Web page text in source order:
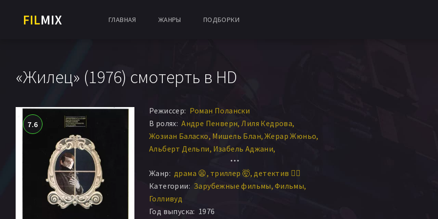
FILMIX ГЛАВНАЯ ЖАНРЫ ПОДБОРКИ
«Жилец» (1976) смотерть в HD
7.6
Режиссер: Роман Полански
В ролях: Андре Пенверн Лиля Кедрова
Жозиан Баласко Мишель Блан Жерар Жюньо
Альберт Дельпи Изабель Аджани
Мелвин Дуглас
Бернар Фрессон Клод Дофен Клод Пьеплю
Рюфюс Роман Бутей Шелли Уинтерс
Флоранс Бло
Бернар-Пьер Доннадье
Жанр: драма 😫 триллер 🤯 детектив 🕵️‍♂️
Категории: Зарубежные фильмы Фильмы
Голливуд
Год выпуска: 1976